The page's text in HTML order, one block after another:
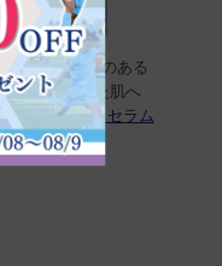
健やかでハリのある
すっきりした肌へ
エテルナムDR セラム